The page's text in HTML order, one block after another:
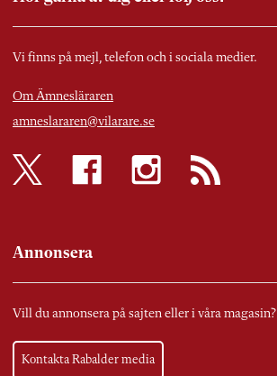
Vi finns på mejl, telefon och i sociala medier.
Om Ämnesläraren
amneslararen@vilarare.se
Annonsera
Vill du annonsera på sajten eller i våra magasin?
Kontakta Rabalder media